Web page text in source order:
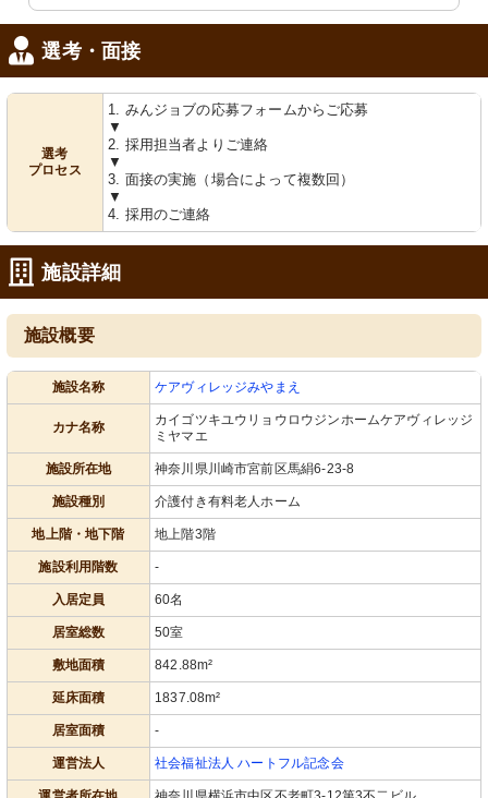
明るい色合いの壁には温かみがあり、
ゆったりとした空間づくりに配慮され
ています。
い空間を演出しています。
選考・面接
選考
プロセス
1. みんジョブの応募フォームからご応募
▼
2. 採用担当者よりご連絡
▼
3. 面接の実施（場合によって複数回）
▼
4. 採用のご連絡
施設詳細
施設概要
施設名称 ケアヴィレッジみやまえ
カナ名称
カイゴツキユウリョウロウジンホームケアヴィレッジ
ミヤマエ
施設所在地 神奈川県川崎市宮前区馬絹6-23-8
施設種別 介護付き有料老人ホーム
地上階・地下階 地上階3階
施設利用階数 -
入居定員 60名
居室総数 50室
敷地面積 842.88m²
延床面積 1837.08m²
居室面積 -
運営法人 社会福祉法人 ハートフル記念会